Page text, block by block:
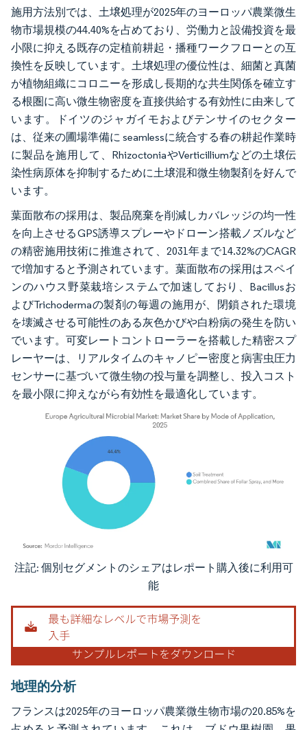
施用方法別では、土壌処理が2025年のヨーロッパ農業微生
物市場規模の44.40%を占めており、労働力と設備投資を最
小限に抑える既存の定植前耕起・播種ワークフローとの互
換性を反映しています。土壌処理の優位性は、細菌と真菌
が植物組織にコロニーを形成し長期的な共生関係を確立す
る根圏に高い微生物密度を直接供給する有効性に由来して
います。ドイツのジャガイモおよびテンサイのセクター
は、従来の圃場準備に seamlessに統合する春の耕起作業時
に製品を施用して、RhizoctoniaやVerticilliumなどの土壌伝
染性病原体を抑制するために土壌混和微生物製剤を好んで
います。
葉面散布の採用は、製品廃棄を削減しカバレッジの均一性
を向上させるGPS誘導スプレーやドローン搭載ノズルなど
の精密施用技術に推進されて、2031年まで14.32%のCAGR
で増加すると予測されています。葉面散布の採用はスペイ
ンのハウス野菜栽培システムで加速しており、Bacillusお
よびTrichodermaの製剤の毎週の施用が、閉鎖された環境
を壊滅させる可能性のある灰色かびや白粉病の発生を防い
でいます。可変レートコントローラーを搭載した精密スプ
レーヤーは、リアルタイムのキャノピー密度と病害虫圧力
センサーに基づいて微生物の投与量を調整し、投入コスト
を最小限に抑えながら有効性を最適化しています。
画像 © Mordor Intelligence。再利用にはCC BY 4.0の表示が必要です。
注記: 個別セグメントのシェアはレポート購入後に利用可
能
地理的分析
フランスは2025年のヨーロッパ農業微生物市場の20.85%を